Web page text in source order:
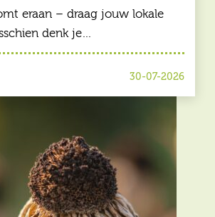
eraan – draag jouw lokale
denk je…
30-07-2026